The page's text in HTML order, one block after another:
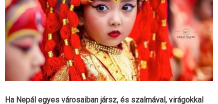
Ha Nepál egyes városaiban jársz, és szalmával, virágokkal